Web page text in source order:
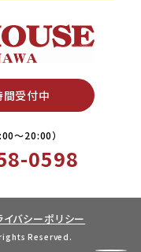
受付中
〜20:00）
0598
イバシーポリシー
Reserved.